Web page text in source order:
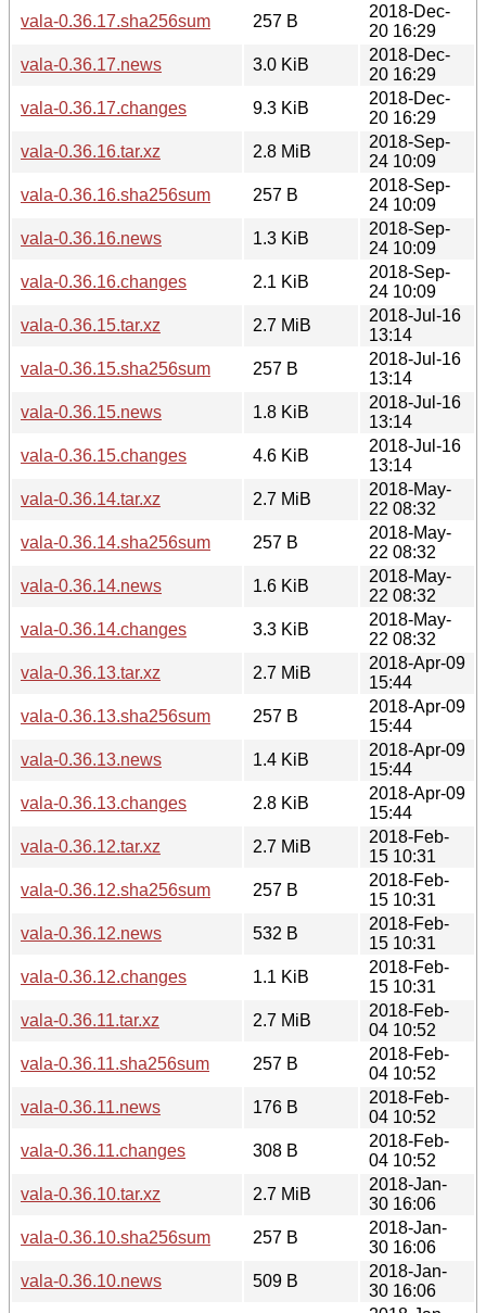
vala-0.36.17.sha256sum
257 B
2018-Dec-
20 16:29
vala-0.36.17.news
3.0 KiB
2018-Dec-
20 16:29
vala-0.36.17.changes
9.3 KiB
2018-Dec-
20 16:29
vala-0.36.16.tar.xz
2.8 MiB
2018-Sep-
24 10:09
vala-0.36.16.sha256sum
257 B
2018-Sep-
24 10:09
vala-0.36.16.news
1.3 KiB
2018-Sep-
24 10:09
vala-0.36.16.changes
2.1 KiB
2018-Sep-
24 10:09
vala-0.36.15.tar.xz
2.7 MiB
2018-Jul-16
13:14
vala-0.36.15.sha256sum
257 B
2018-Jul-16
13:14
vala-0.36.15.news
1.8 KiB
2018-Jul-16
13:14
vala-0.36.15.changes
4.6 KiB
2018-Jul-16
13:14
vala-0.36.14.tar.xz
2.7 MiB
2018-May-
22 08:32
vala-0.36.14.sha256sum
257 B
2018-May-
22 08:32
vala-0.36.14.news
1.6 KiB
2018-May-
22 08:32
vala-0.36.14.changes
3.3 KiB
2018-May-
22 08:32
vala-0.36.13.tar.xz
2.7 MiB
2018-Apr-09
15:44
vala-0.36.13.sha256sum
257 B
2018-Apr-09
15:44
vala-0.36.13.news
1.4 KiB
2018-Apr-09
15:44
vala-0.36.13.changes
2.8 KiB
2018-Apr-09
15:44
vala-0.36.12.tar.xz
2.7 MiB
2018-Feb-
15 10:31
vala-0.36.12.sha256sum
257 B
2018-Feb-
15 10:31
vala-0.36.12.news
532 B
2018-Feb-
15 10:31
vala-0.36.12.changes
1.1 KiB
2018-Feb-
15 10:31
vala-0.36.11.tar.xz
2.7 MiB
2018-Feb-
04 10:52
vala-0.36.11.sha256sum
257 B
2018-Feb-
04 10:52
vala-0.36.11.news
176 B
2018-Feb-
04 10:52
vala-0.36.11.changes
308 B
2018-Feb-
04 10:52
vala-0.36.10.tar.xz
2.7 MiB
2018-Jan-
30 16:06
vala-0.36.10.sha256sum
257 B
2018-Jan-
30 16:06
vala-0.36.10.news
509 B
2018-Jan-
30 16:06